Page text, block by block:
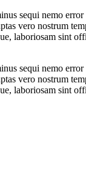
sequi nemo
vero nostrum
laboriosam sint
sequi nemo
vero nostrum
laboriosam sint